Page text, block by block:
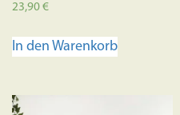
23,90€
In den Warenkorb